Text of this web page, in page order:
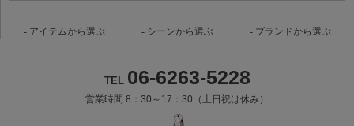
アイテムから選ぶ シーンから選ぶ ブランドから選ぶ
TEL 06-6263-5228
営業時間 8：30～17：30（土日祝は休み）